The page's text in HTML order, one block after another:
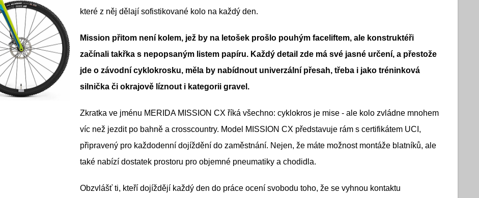
které z něj dělají sofistikované kolo na každý den.
Mission přitom není kolem, jež by na letošek prošlo pouhým faceliftem, ale konstruktéři
začínali takřka s nepopsaným listem papíru. Každý detail zde má své jasné určení, a přestože
jde o závodní cyklokrosku, měla by nabídnout univerzální přesah, třeba i jako tréninková
silnička či okrajově líznout i kategorii gravel.
Zkratka ve jménu MERIDA MISSION CX říká všechno: cyklokros je mise - ale kolo zvládne mnohem
víc než jezdit po bahně a crosscountry. Model MISSION CX představuje rám s certifikátem UCI,
připravený pro každodenní dojíždění do zaměstnání. Nejen, že máte možnost montáže blatníků, ale
také nabízí dostatek prostoru pro objemné pneumatiky a chodidla.
Obzvlášť ti, kteří dojíždějí každý den do práce ocení svobodu toho, že se vyhnou kontaktu